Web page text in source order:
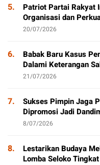
5.
Patriot Partai Rakyat
Organisasi dan
20/07/2026
6.
Babak Baru Kasus
Dalami Keterangan
21/07/2026
7.
Sukses Pimpin Jaga
Dipromosi Jadi
8/07/2026
8.
Lestarikan Budaya
Lomba Seloko